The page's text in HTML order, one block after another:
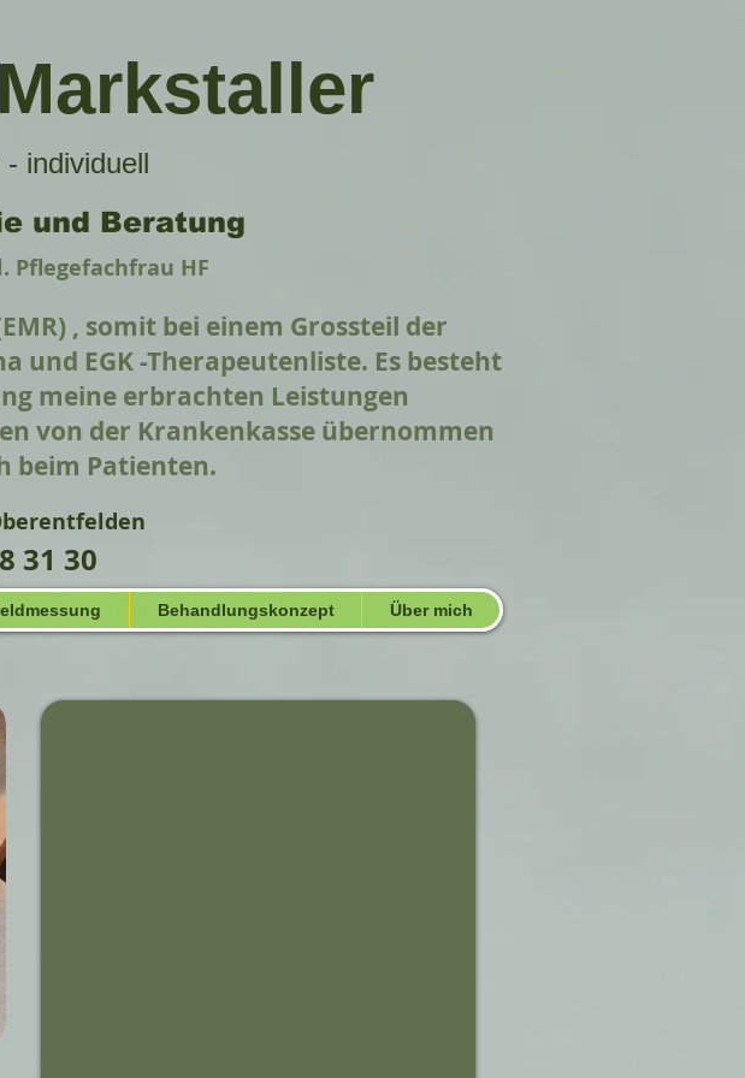
individuell
und Beratung
HF
, somit bei einem Grossteil der
und EGK -Therapeutenliste. Es besteht
meine erbrachten Leistungen
von der Krankenkasse übernommen
beim Patienten.
31 30
Behandlungskonzept Über mich